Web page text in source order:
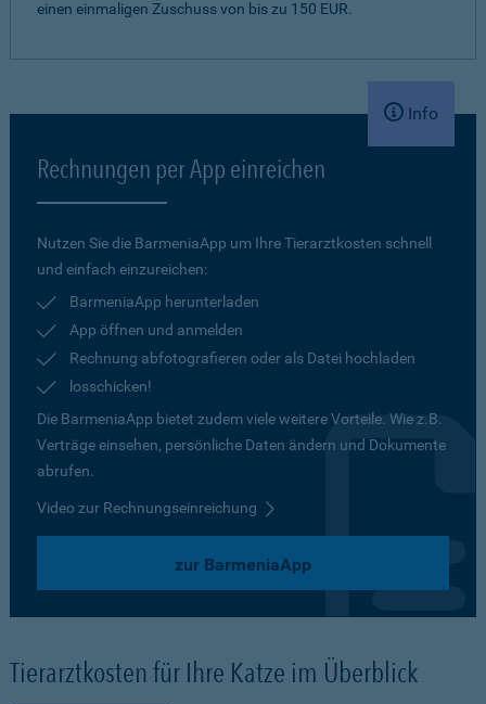
einen einmaligen Zuschuss von bis zu 150 EUR.
Info
Rechnungen per App einreichen
Nutzen Sie die BarmeniaApp um Ihre Tierarztkosten schnell
und einfach einzureichen:
BarmeniaApp herunterladen
App öffnen und anmelden
Rechnung abfotografieren oder als Datei hochladen
losschicken!
Die BarmeniaApp bietet zudem viele weitere Vorteile. Wie z.B.
Verträge einsehen, persönliche Daten ändern und Dokumente
abrufen.
Video zur Rechnungseinreichung
zur BarmeniaApp
Tierarztkosten für Ihre Katze im Überblick